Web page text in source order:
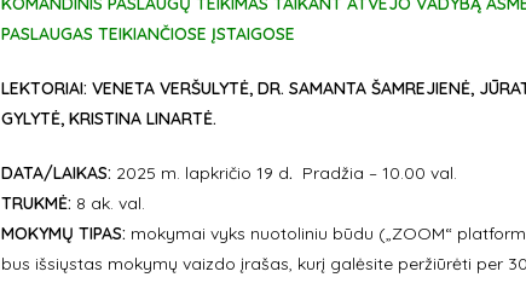
PASLAUGAS TEIKIANČIOSE ĮSTAIGOSE
LEKTORIAI: VENETA VERŠULYTĖ, DR. SAMANTA ŠAMREJIENĖ,
GYLYTĖ, KRISTINA LINARTĖ.
DATA/LAIKAS: 2025 m. lapkričio 19 d. Pradžia – 10.00 val.
TRUKMĖ: 8 ak. val.
MOKYMŲ TIPAS: mokymai vyks nuotoliniu būdu („ZOOM“
bus išsiųstas mokymų vaizdo įrašas, kurį galėsite peržiūrėti per